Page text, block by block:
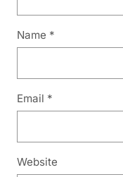
Name *
Email *
Website